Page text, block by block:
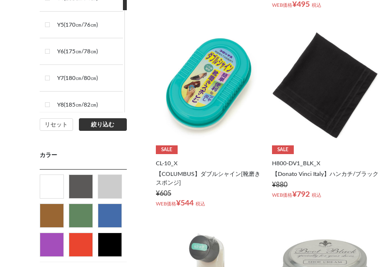
Y5(170㎝/76㎝)
Y6(175㎝/78㎝)
Y7(180㎝/80㎝)
Y8(185㎝/82㎝)
AB4(165㎝/84㎝)
リセット 絞り込む
カラー
WEB価格¥495 税込
SALE
CL-10_X
【COLUMBUS】ダブルシャイン[靴磨き
スポンジ]
¥605
WEB価格¥544 税込
SALE
H800-DV1_BLK_X
【Donato Vinci Italy】ハンカチ/ブラック
¥880
WEB価格¥792 税込